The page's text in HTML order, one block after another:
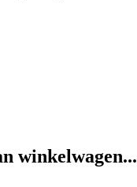
winkelwagen...